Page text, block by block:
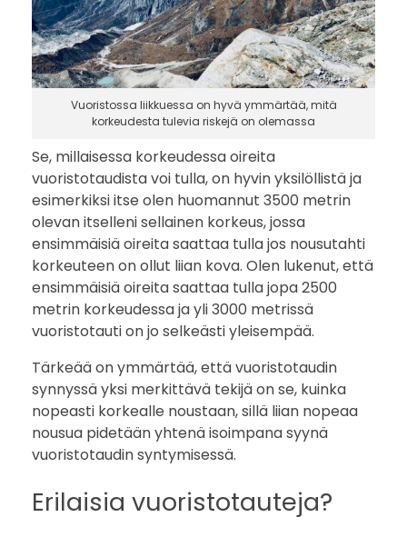
Vuoristossa liikkuessa on hyvä ymmärtää, mitä
korkeudesta tulevia riskejä on olemassa
Se, millaisessa korkeudessa oireita
vuoristotaudista voi tulla, on hyvin yksilöllistä ja
esimerkiksi itse olen huomannut 3500 metrin
olevan itselleni sellainen korkeus, jossa
ensimmäisiä oireita saattaa tulla jos nousutahti
korkeuteen on ollut liian kova. Olen lukenut, että
ensimmäisiä oireita saattaa tulla jopa 2500
metrin korkeudessa ja yli 3000 metrissä
vuoristotauti on jo selkeästi yleisempää.
Tärkeää on ymmärtää, että vuoristotaudin
synnyssä yksi merkittävä tekijä on se, kuinka
nopeasti korkealle noustaan, sillä liian nopeaa
nousua pidetään yhtenä isoimpana syynä
vuoristotaudin syntymisessä.
Erilaisia vuoristotauteja?